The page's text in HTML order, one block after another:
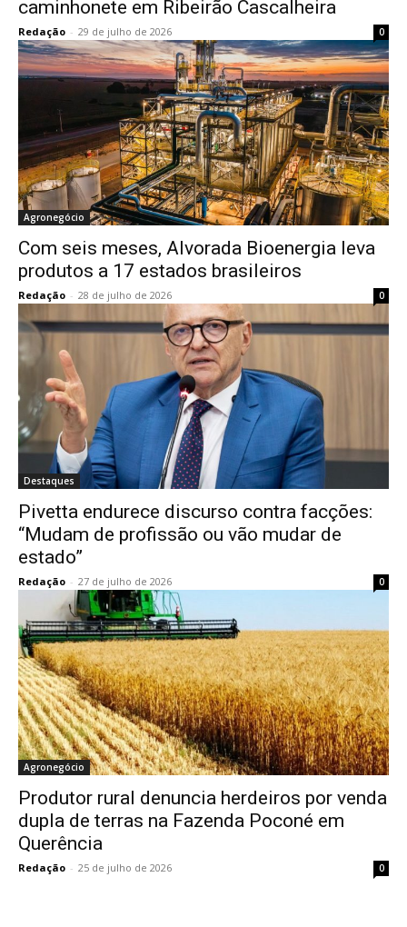
caminhonete em Ribeirão Cascalheira
Redação - 29 de julho de 2026 0
Agronegócio
Com seis meses, Alvorada Bioenergia leva
produtos a 17 estados brasileiros
Redação - 28 de julho de 2026 0
Destaques
Pivetta endurece discurso contra facções:
“Mudam de profissão ou vão mudar de
estado”
Redação - 27 de julho de 2026 0
Agronegócio
Produtor rural denuncia herdeiros por venda
dupla de terras na Fazenda Poconé em
Querência
Redação - 25 de julho de 2026 0